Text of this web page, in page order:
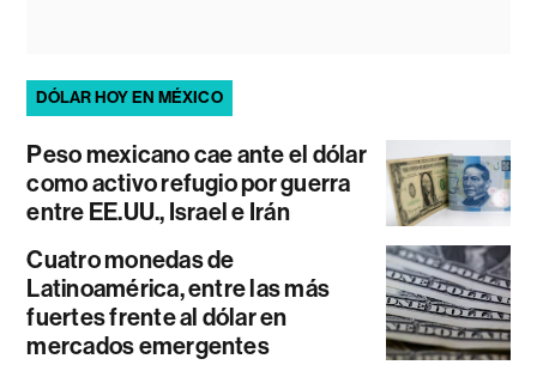
DÓLAR HOY EN MÉXICO
Peso mexicano cae ante el dólar
como activo refugio por guerra
entre EE.UU., Israel e Irán
Cuatro monedas de
Latinoamérica, entre las más
fuertes frente al dólar en
mercados emergentes